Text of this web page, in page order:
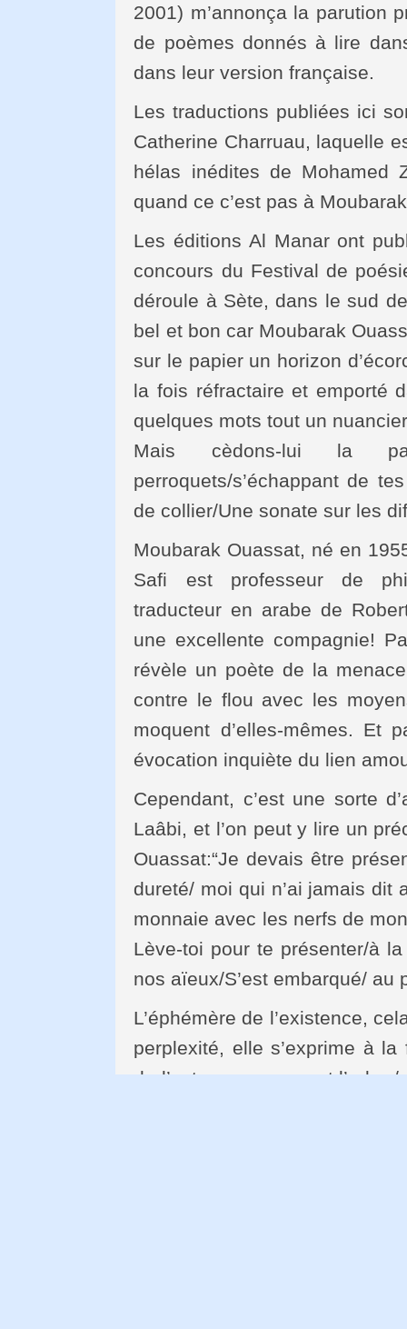
2001) m’annonça la parution
de poèmes donnés à lire
dans leur version française.
Les traductions publiées ici
Catherine Charruau, laquelle
hélas inédites de
quand ce c’est pas à
Les éditions Al Manar ont
concours du Festival de
déroule à Sète, dans le sud
bel et bon car Moubarak
sur le papier un horizon
la fois réfractaire et emporté
quelques mots tout un
Mais cèdons-lui la
perroquets/s’échappant de
de collier/Une sonate sur les
Moubarak Ouassat, né en
Safi est professeur de
traducteur en arabe de
une excellente compagnie!
révèle un poète de la
contre le flou avec les
moquent d’elles-mêmes. Et
évocation inquiète du lien
Cependant, c’est une sorte
Laâbi, et l’on peut y lire un
Ouassat:“Je devais être
dureté/ moi qui n’ai jamais dit
monnaie avec les nerfs de
Lève-toi pour te présenter/à
nos aïeux/S’est embarqué/ au
L’éphémère de l’existence,
perplexité, elle s’exprime à
de l’extase: « que peut